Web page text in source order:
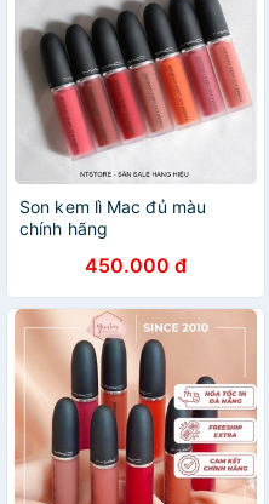
Son kem lì Mac đủ màu
chính hãng
450.000 đ